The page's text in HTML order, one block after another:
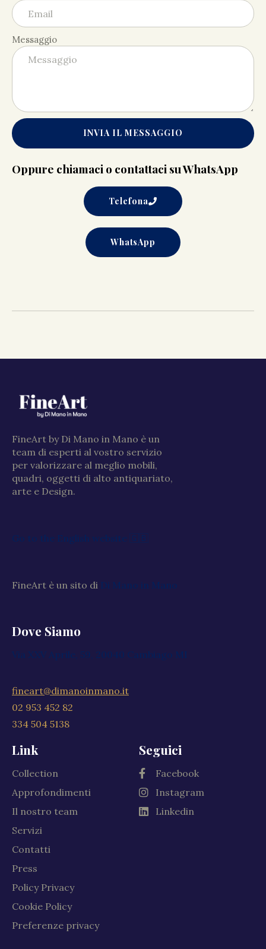
Messaggio
INVIA IL MESSAGGIO
Oppure chiamaci o contattaci su WhatsApp
Telefona
WhatsApp
FineArt by Di Mano in Mano è un
team di esperti al vostro servizio
per valorizzare al meglio mobili,
quadri, oggetti di alto antiquariato,
arte e Design.
Go to the English website 🇬🇧
FineArt è un sito di Di Mano in Mano
Dove Siamo
Via XXV Aprile, 59, 20040 Cambiago MI
fineart@dimanoinmano.it
02 953 452 82
334 504 5138
Link
Collection
Approfondimenti
Il nostro team
Servizi
Contatti
Press
Policy Privacy
Cookie Policy
Preferenze privacy
Seguici
Facebook
Instagram
Linkedin